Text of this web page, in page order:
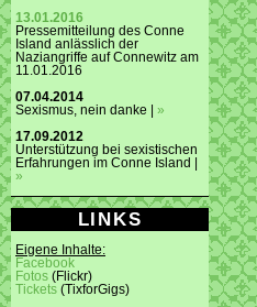
13.01.2016
Pressemitteilung des Conne
Island anlässlich der
Naziangriffe auf Connewitz am
11.01.2016
07.04.2014
Sexismus, nein danke | »
17.09.2012
Unterstützung bei sexistischen
Erfahrungen im Conne Island |
»
LINKS
Eigene Inhalte:
Facebook
Fotos (Flickr)
Tickets (TixforGigs)